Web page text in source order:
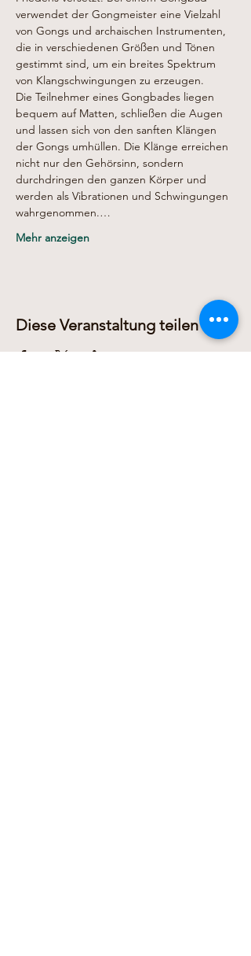
verwendet der Gongmeister eine Vielzahl
von Gongs und archaischen Instrumenten,
die in verschiedenen Größen und Tönen
gestimmt sind, um ein breites Spektrum
von Klangschwingungen zu erzeugen.
Die Teilnehmer eines Gongbades liegen
bequem auf Matten, schließen die Augen
und lassen sich von den sanften Klängen
der Gongs umhüllen. Die Klänge erreichen
nicht nur den Gehörsinn, sondern
durchdringen den ganzen Körper und
werden als Vibrationen und Schwingungen
wahrgenommen.…
Mehr anzeigen
Diese Veranstaltung teilen